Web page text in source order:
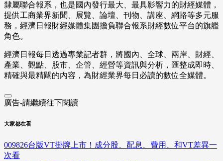
隸屬聯合報系，也是國內發行最大、最具影響力的財經媒體，
提供工商業界新聞、展覽、論壇、刊物、講座、網路等多元服
務，經濟日報財經媒體集團擔負聯合報系財經數位平台的旗艦
角色。
經濟日報每日透過專業記者群，將國內、全球、兩岸、財經、
產業、觀點、股市、企管、經營等資訊與分析，匯整成即時、
精確與最精闢的內容，為財經業界每日必讀的數位全媒體。
廣告-請繼續往下閱讀
大家都在看
009826台版VT掛牌上市！成分股、配息、費用、和VT差異一
次看